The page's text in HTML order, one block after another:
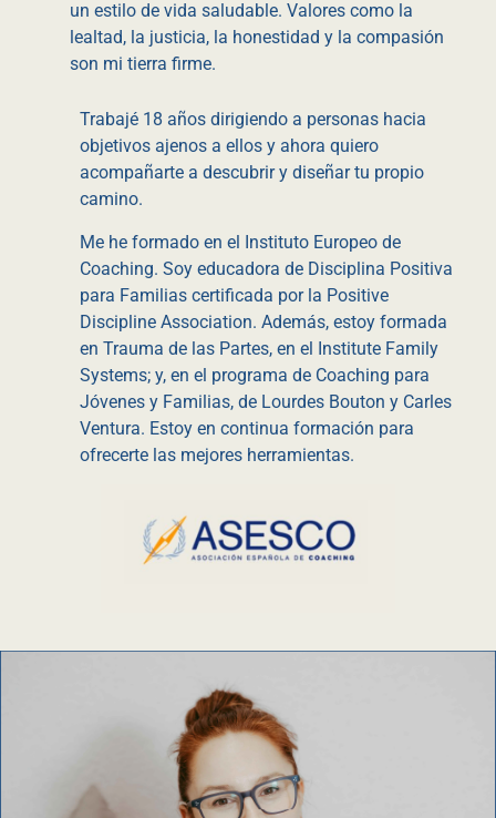
un estilo de vida saludable. Valores como la
lealtad, la justicia, la honestidad y la compasión
son mi tierra firme.
Trabajé 18 años dirigiendo a personas hacia
objetivos ajenos a ellos y ahora quiero
acompañarte a descubrir y diseñar tu propio
camino.
Me he formado en el Instituto Europeo de
Coaching. Soy educadora de Disciplina Positiva
para Familias certificada por la Positive
Discipline Association. Además, estoy formada
en Trauma de las Partes, en el Institute Family
Systems; y, en el programa de Coaching para
Jóvenes y Familias, de Lourdes Bouton y Carles
Ventura. Estoy en continua formación para
ofrecerte las mejores herramientas.